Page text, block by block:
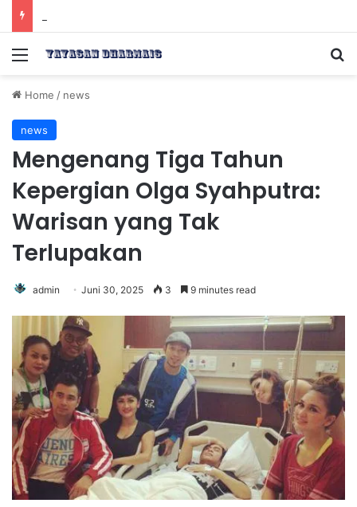
Menu
Home / news
news
Mengenang Tiga Tahun
Kepergian Olga Syahputra:
Warisan yang Tak
Terlupakan
admin Juni 30, 2025 3 9 minutes read